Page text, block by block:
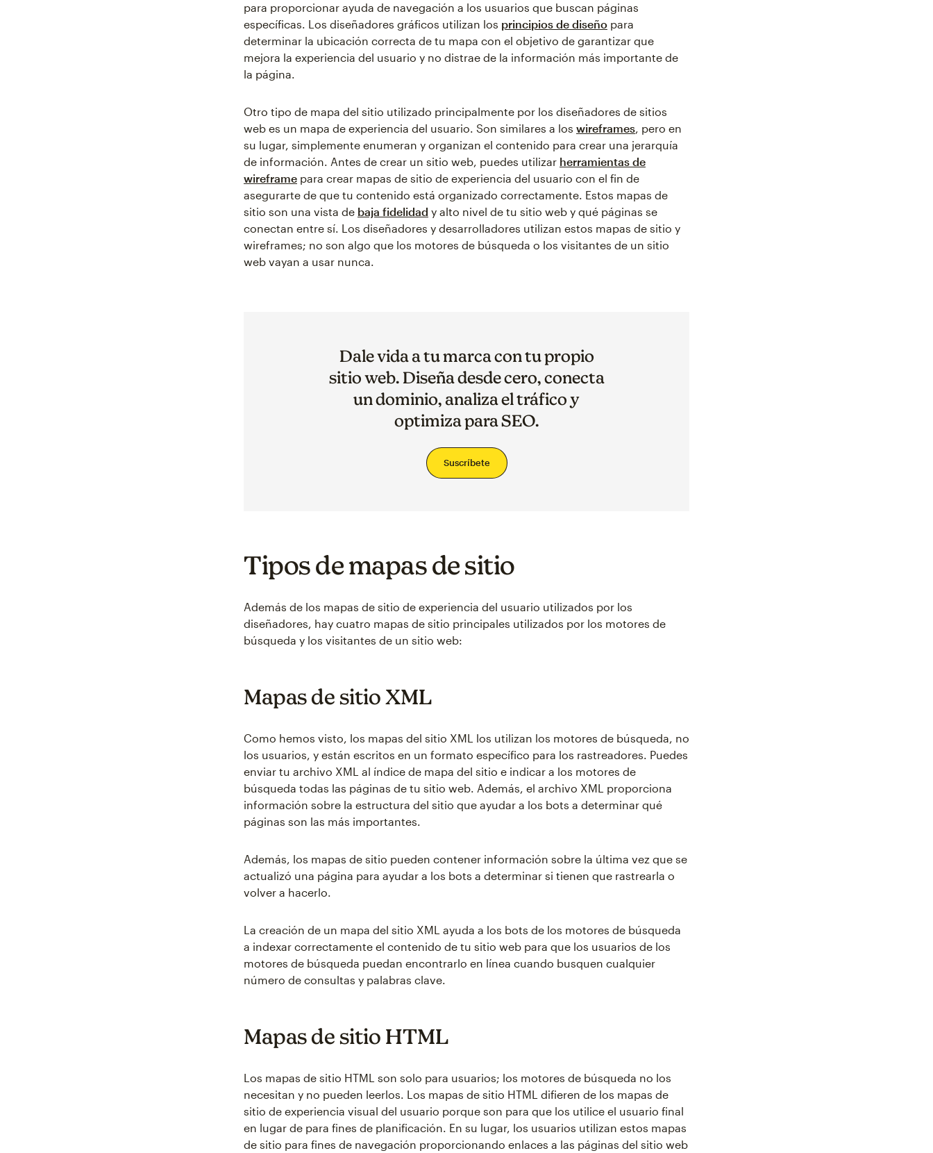
para proporcionar ayuda de navegación a los usuarios que buscan páginas
específicas. Los diseñadores gráficos utilizan los principios de diseño para
determinar la ubicación correcta de tu mapa con el objetivo de garantizar que
mejora la experiencia del usuario y no distrae de la información más importante de
la página.
Otro tipo de mapa del sitio utilizado principalmente por los diseñadores de sitios
web es un mapa de experiencia del usuario. Son similares a los wireframes, pero en
su lugar, simplemente enumeran y organizan el contenido para crear una jerarquía
de información. Antes de crear un sitio web, puedes utilizar herramientas de
wireframe para crear mapas de sitio de experiencia del usuario con el fin de
asegurarte de que tu contenido está organizado correctamente. Estos mapas de
sitio son una vista de baja fidelidad y alto nivel de tu sitio web y qué páginas se
conectan entre sí. Los diseñadores y desarrolladores utilizan estos mapas de sitio y
wireframes; no son algo que los motores de búsqueda o los visitantes de un sitio
web vayan a usar nunca.
Dale vida a tu marca con tu propio
sitio web. Diseña desde cero, conecta
un dominio, analiza el tráfico y
optimiza para SEO.
Suscríbete
Tipos de mapas de sitio
Además de los mapas de sitio de experiencia del usuario utilizados por los
diseñadores, hay cuatro mapas de sitio principales utilizados por los motores de
búsqueda y los visitantes de un sitio web:
Mapas de sitio XML
Como hemos visto, los mapas del sitio XML los utilizan los motores de búsqueda, no
los usuarios, y están escritos en un formato específico para los rastreadores. Puedes
enviar tu archivo XML al índice de mapa del sitio e indicar a los motores de
búsqueda todas las páginas de tu sitio web. Además, el archivo XML proporciona
información sobre la estructura del sitio que ayudar a los bots a determinar qué
páginas son las más importantes.
Además, los mapas de sitio pueden contener información sobre la última vez que se
actualizó una página para ayudar a los bots a determinar si tienen que rastrearla o
volver a hacerlo.
La creación de un mapa del sitio XML ayuda a los bots de los motores de búsqueda
a indexar correctamente el contenido de tu sitio web para que los usuarios de los
motores de búsqueda puedan encontrarlo en línea cuando busquen cualquier
número de consultas y palabras clave.
Mapas de sitio HTML
Los mapas de sitio HTML son solo para usuarios; los motores de búsqueda no los
necesitan y no pueden leerlos. Los mapas de sitio HTML difieren de los mapas de
sitio de experiencia visual del usuario porque son para que los utilice el usuario final
en lugar de para fines de planificación. En su lugar, los usuarios utilizan estos mapas
de sitio para fines de navegación proporcionando enlaces a las páginas del sitio web